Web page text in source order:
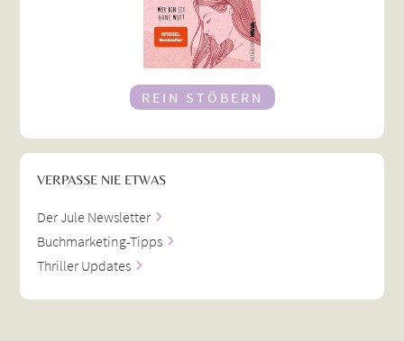
REIN STÖBERN
VERPASSE NIE ETWAS
Der Jule Newsletter
Buchmarketing-Tipps
Thriller Updates